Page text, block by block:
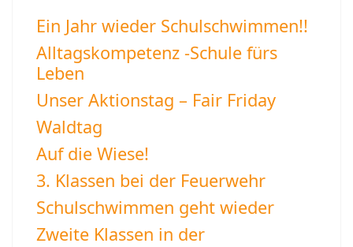
Ein Jahr wieder Schulschwimmen!!
Alltagskompetenz -Schule fürs
Leben
Unser Aktionstag – Fair Friday
Waldtag
Auf die Wiese!
3. Klassen bei der Feuerwehr
Schulschwimmen geht wieder
Zweite Klassen in der